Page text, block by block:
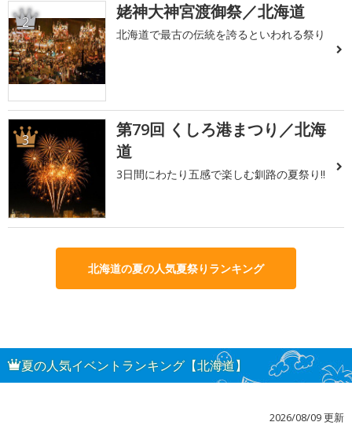
2 姥神大神宮渡御祭／北海道
北海道で最古の伝統を誇るといわれる祭り
3
第79回 くしろ港まつり／北海
道
3日間にわたり五感で楽しむ釧路の夏祭り!!
北海道の夏の人気夏祭りランキング
夏の人気イベントランキング【北海道】
2026/08/09 更新